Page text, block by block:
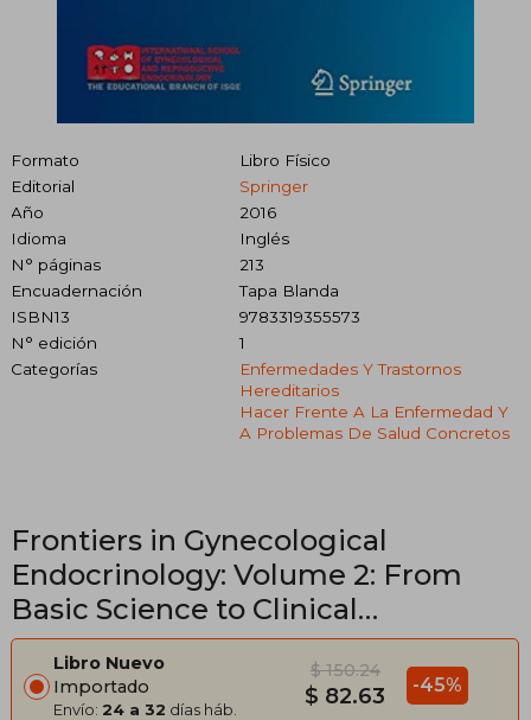
Formato
Libro Físico
Editorial
Springer
Año
2016
Idioma
Inglés
N° páginas
213
Encuadernación
Tapa Blanda
ISBN13
9783319355573
N° edición
1
Categorías
Enfermedades Y Trastornos
Hereditarios
Hacer Frente A La Enfermedad Y
A Problemas De Salud Concretos
Frontiers in Gynecological
Endocrinology: Volume 2: From
Basic Science to Clinical
Application (Isge Series) (en Inglés)
Libro Nuevo
Importado
Envío: 24 a 32 días háb.
$ 150.24
$ 82.63 -45%